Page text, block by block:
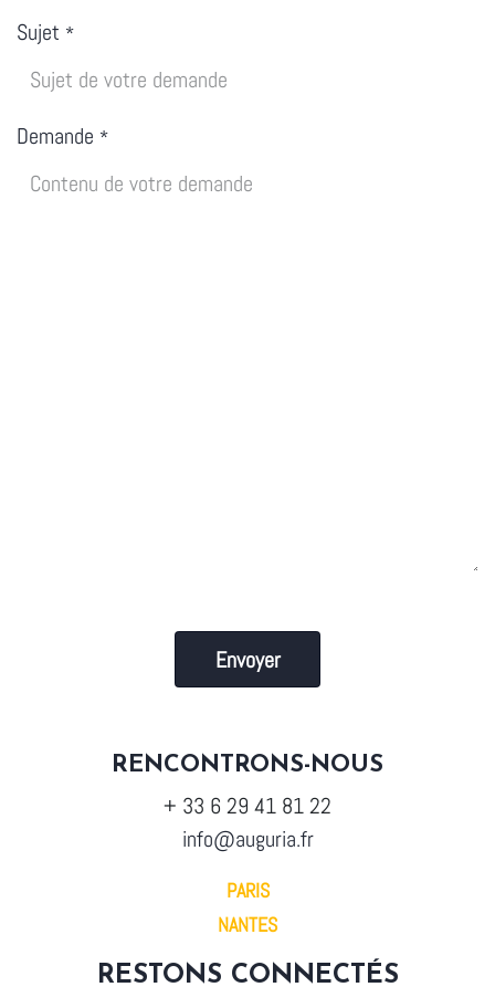
Sujet *
Demande *
Envoyer
RENCONTRONS-NOUS
+ 33 6 29 41 81 22
info@auguria.fr
PARIS
NANTES
RESTONS CONNECTÉS